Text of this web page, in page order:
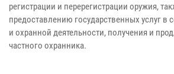
регистрации и перерегистрации оружия,
предоставлению государственных услуг в
и охранной деятельности, получения и
частного охранника.